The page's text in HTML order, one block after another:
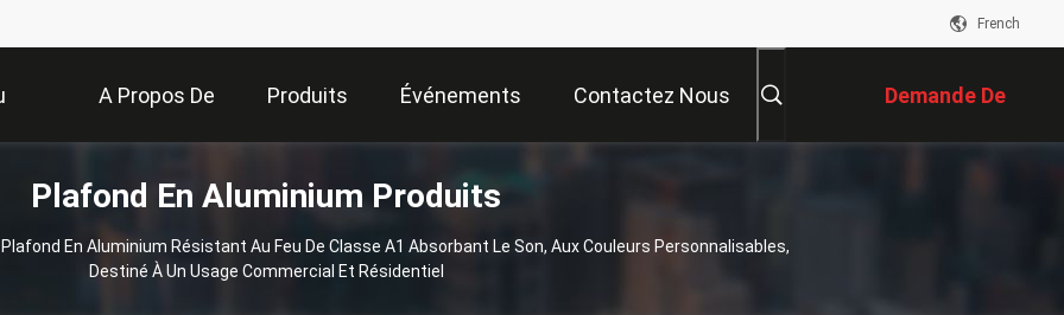
French
A Propos De
Nous
Produits Événements Contactez Nous Demande De
Soumission
Plafond En Aluminium Produits
Plafond En Aluminium Résistant Au Feu De Classe A1 Absorbant Le Son, Aux Couleurs Personnalisables,
Destiné À Un Usage Commercial Et Résidentiel